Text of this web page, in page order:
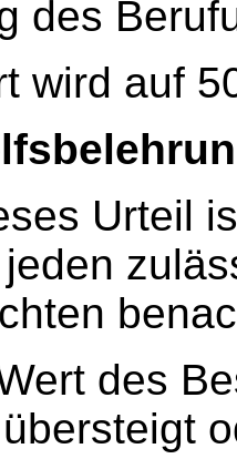
des
wird auf
Urteil
des